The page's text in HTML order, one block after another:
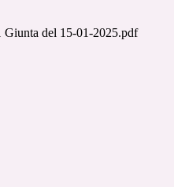
del 15-01-2025.pdf